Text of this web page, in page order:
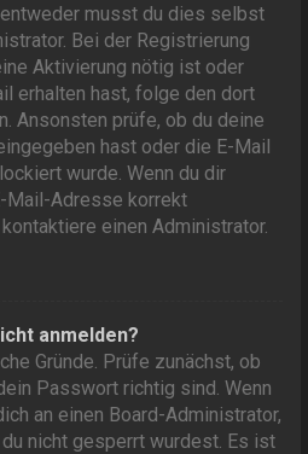
musst du dies selbst
Bei der Registrierung
Aktivierung nötig ist oder
erhalten hast, folge den dort
Ansonsten prüfe, ob du deine
hast oder die E-Mail
wurde. Wenn du dir
Mail-Adresse korrekt
einen Administrator.
anmelden?
Gründe. Prüfe zunächst, ob
Passwort richtig sind. Wenn
an einen Board-Administrator,
nicht gesperrt wurdest. Es ist